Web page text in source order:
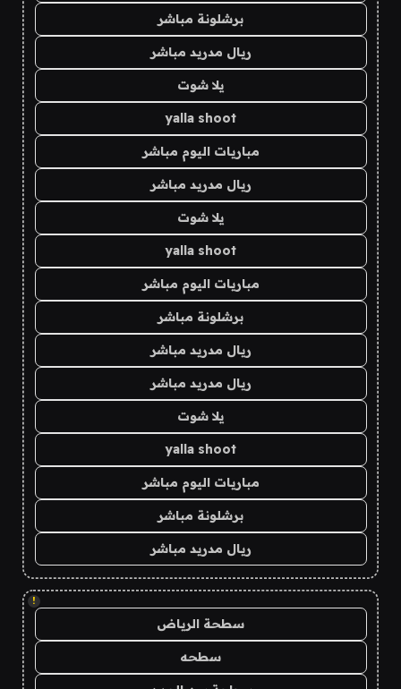
برشلونة مباشر
ريال مدريد مباشر
يلا شوت
yalla shoot
مباريات اليوم مباشر
ريال مدريد مباشر
يلا شوت
yalla shoot
مباريات اليوم مباشر
برشلونة مباشر
ريال مدريد مباشر
ريال مدريد مباشر
يلا شوت
yalla shoot
مباريات اليوم مباشر
برشلونة مباشر
ريال مدريد مباشر
!
سطحة الرياض
سطحه